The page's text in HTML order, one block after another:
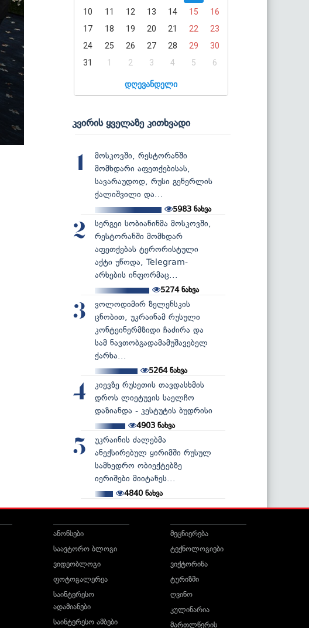
10
11 12 13 14 15
16
17
18 19 20 21 22
23
24
25 26 27 28 29
30
31
1 2 3 4 5 6
დღევანდელი
კვირის ყველაზე კითხვადი
1
მოსკოვში, რესტორანში
მომხდარი აფეთქებისას,
სავარაუდოდ, რუსი გენერლის
ქალიშვილი და...
5983 ნახვა
2
სერგეი სობიანინმა მოსკოვში,
რესტორანში მომხდარ
აფეთქებას ტერორისტული
აქტი უწოდა, Telegram-
არხების ინფორმაც...
5274ნახვა
3
ვოლოდიმირ ზელენსკის
ცნობით, უკრაინამ რუსული
კონტეინერმზიდი ჩაძირა და
სამ ნავთობგადამამუშავებელ
ქარხა...
5264ნახვა
4
კიევზე რუსეთის თავდასხმის
დროს ლიეტუვის საელჩო
დაზიანდა - კესტუტის ბუდრისი
4903ნახვა
5
უკრაინის ძალებმა
ანექსირებულ ყირიმში რუსულ
სამხედრო ობიექტებზე
იერიშები მიიტანეს...
4840ნახვა
ანონსები
საავტორო ბლოგი
ვიდეობლოგი
ფოტოგალერეა
საინტერესო
ადამიანები
საინტერესო ამბები
მეცნიერება
ტექნოლოგიები
ვიქტორინა
ტურიზმი
ღვინო
კულინარია
მართლწერის